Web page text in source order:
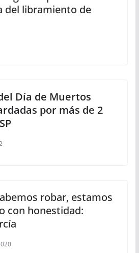
del libramiento de
Día de Muertos
por más de 2
robar, estamos
con honestidad: